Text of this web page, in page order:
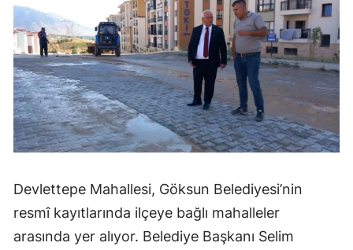
Devlettepe Mahallesi, Göksun Belediyesi’nin
resmî kayıtlarında ilçeye bağlı mahalleler
arasında yer alıyor. Belediye Başkanı Selim